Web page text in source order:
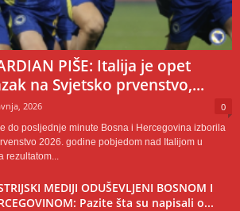
PIŠE: Italija je opet
na Svjetsko prvenstvo,...
2026 0
do posljednje minute Bosna i Hercegovina izborila
2026. godine pobjedom nad Italijom u
rezultatom...
MEDIJI ODUŠEVLJENI BOSNOM I
Pazite šta su napisali o...